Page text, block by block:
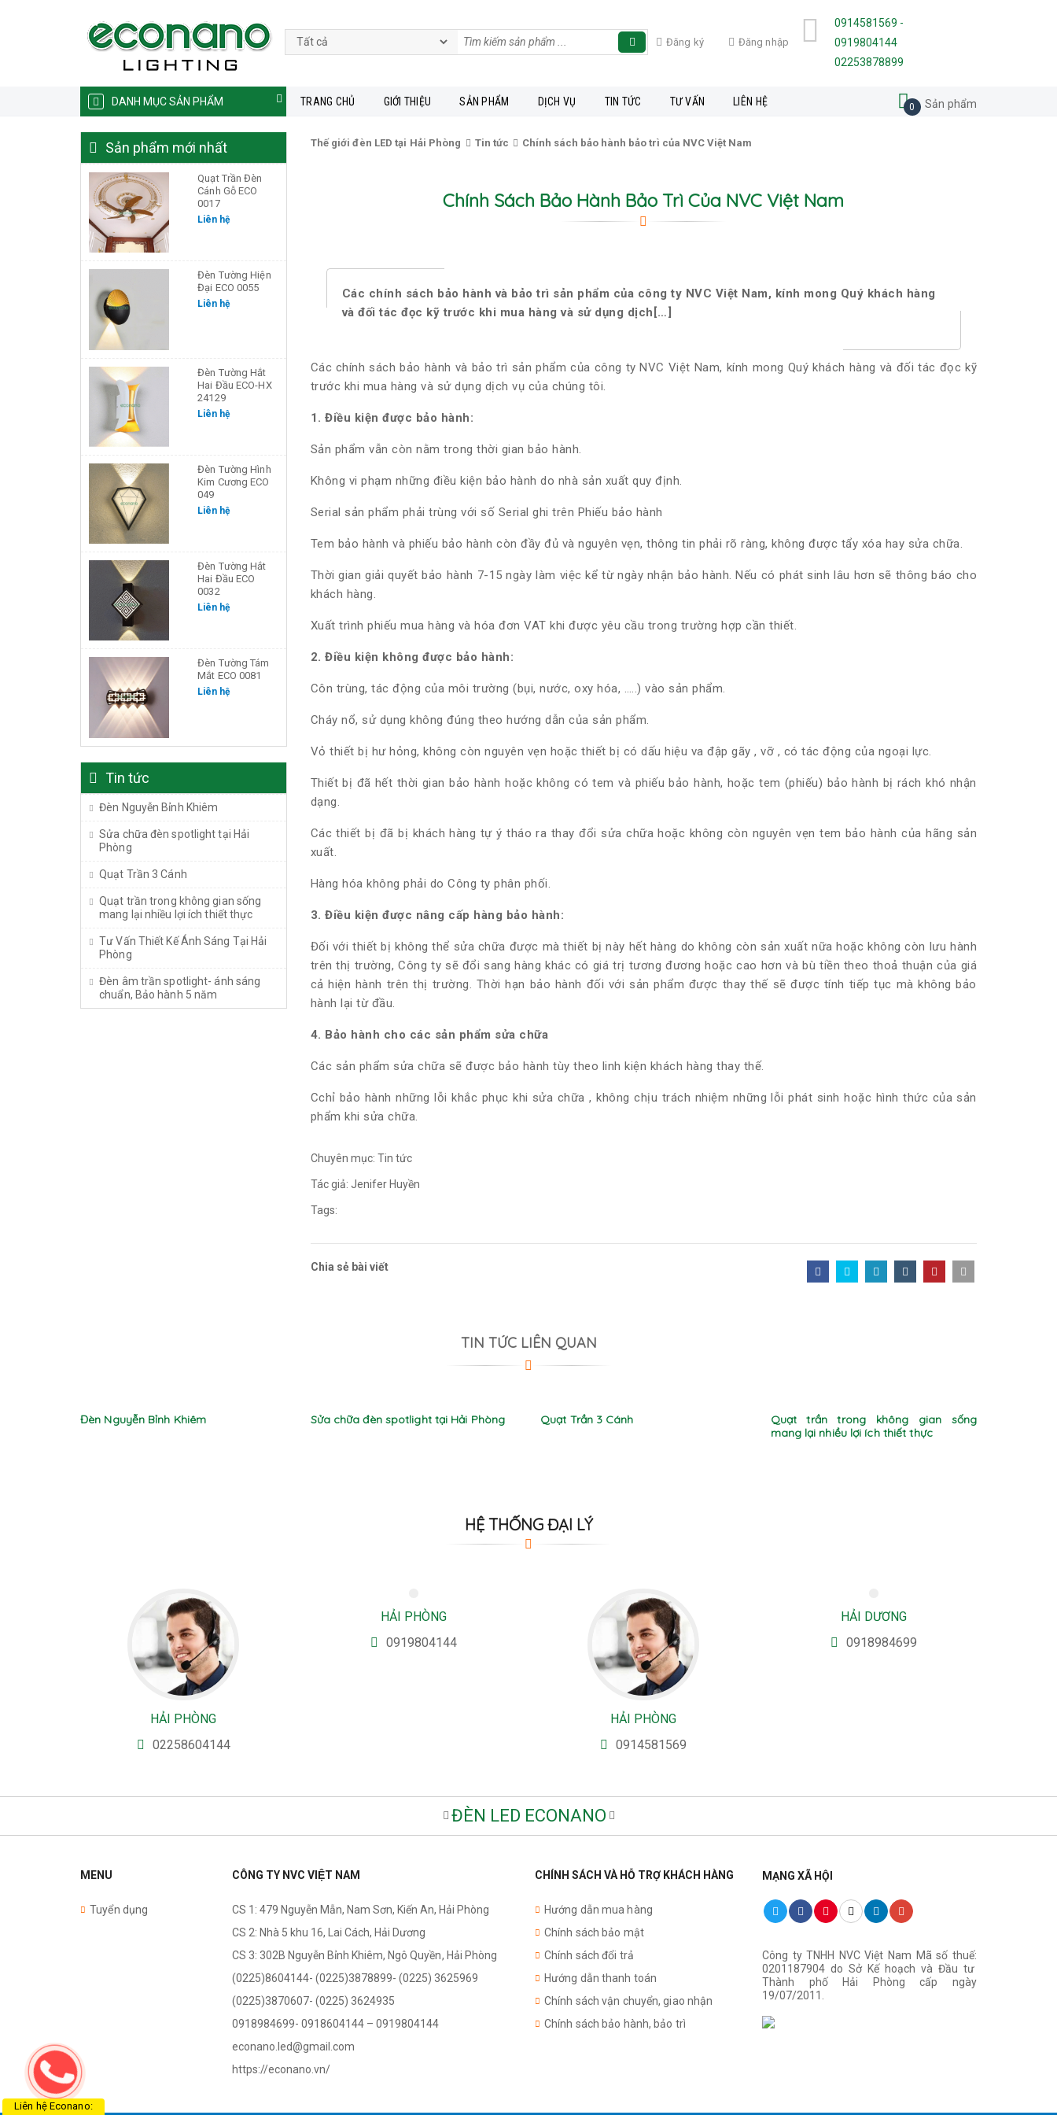
Đăng ký Đăng nhập
0914581569 -
0919804144
02253878899
DANH MỤC SẢN PHẨM TRANG CHỦ GIỚI THIỆU SẢN PHẨM DỊCH VỤ TIN TỨC TƯ VẤN LIÊN HỆ 0 Sản phẩm
Sản phẩm mới nhất
Quạt Trần Đèn
Cánh Gỗ ECO
0017
Liên hệ
Đèn Tường Hiện
Đại ECO 0055
Liên hệ
Đèn Tường Hắt
Hai Đầu ECO-HX
24129
Liên hệ
Đèn Tường Hình
Kim Cương ECO
049
Liên hệ
Đèn Tường Hắt
Hai Đầu ECO
0032
Liên hệ
Đèn Tường Tám
Mắt ECO 0081
Liên hệ
Tin tức
Đèn Nguyễn Bỉnh Khiêm
Sửa chữa đèn spotlight tại Hải
Phòng
Quạt Trần 3 Cánh
Quạt trần trong không gian sống
mang lại nhiều lợi ích thiết thực
Tư Vấn Thiết Kế Ánh Sáng Tại Hải
Phòng
Đèn âm trần spotlight- ánh sáng
chuẩn, Bảo hành 5 năm
Thế giới đèn LED tại Hải Phòng Tin tức Chính sách bảo hành bảo trì của NVC Việt Nam
Chính Sách Bảo Hành Bảo Trì Của NVC Việt Nam
Các chính sách bảo hành và bảo trì sản phẩm của công ty NVC Việt Nam, kính mong Quý khách hàng
và đối tác đọc kỹ trước khi mua hàng và sử dụng dịch[…]
Các chính sách bảo hành và bảo trì sản phẩm của công ty NVC Việt Nam, kính mong Quý khách hàng và đối tác đọc kỹ
trước khi mua hàng và sử dụng dịch vụ của chúng tôi.
1. Điều kiện được bảo hành:
Sản phẩm vẫn còn nằm trong thời gian bảo hành.
Không vi phạm những điều kiện bảo hành do nhà sản xuất quy định.
Serial sản phẩm phải trùng với số Serial ghi trên Phiếu bảo hành
Tem bảo hành và phiếu bảo hành còn đầy đủ và nguyên vẹn, thông tin phải rõ ràng, không được tẩy xóa hay sửa chữa.
Thời gian giải quyết bảo hành 7-15 ngày làm việc kể từ ngày nhận bảo hành. Nếu có phát sinh lâu hơn sẽ thông báo cho
khách hàng.
Xuất trình phiếu mua hàng và hóa đơn VAT khi được yêu cầu trong trường hợp cần thiết.
2. Điều kiện không được bảo hành:
Côn trùng, tác động của môi trường (bụi, nước, oxy hóa, …..) vào sản phẩm.
Cháy nổ, sử dụng không đúng theo hướng dẫn của sản phẩm.
Vỏ thiết bị hư hỏng, không còn nguyên vẹn hoặc thiết bị có dấu hiệu va đập gãy , vỡ , có tác động của ngoại lực.
Thiết bị đã hết thời gian bảo hành hoặc không có tem và phiếu bảo hành, hoặc tem (phiếu) bảo hành bị rách khó nhận
dạng.
Các thiết bị đã bị khách hàng tự ý tháo ra thay đổi sửa chữa hoặc không còn nguyên vẹn tem bảo hành của hãng sản
xuất.
Hàng hóa không phải do Công ty phân phối.
3. Điều kiện được nâng cấp hàng bảo hành:
Đối với thiết bị không thể sửa chữa được mà thiết bị này hết hàng do không còn sản xuất nữa hoặc không còn lưu hành
trên thị trường, Công ty sẽ đổi sang hàng khác có giá trị tương đương hoặc cao hơn và bù tiền theo thoả thuận của giá
cả hiện hành trên thị trường. Thời hạn bảo hành đối với sản phẩm được thay thế sẽ được tính tiếp tục mà không bảo
hành lại từ đầu.
4. Bảo hành cho các sản phẩm sửa chữa
Các sản phẩm sửa chữa sẽ được bảo hành tùy theo linh kiện khách hàng thay thế.
Cchỉ bảo hành những lỗi khắc phục khi sửa chữa , không chịu trách nhiệm những lỗi phát sinh hoặc hình thức của sản
phẩm khi sửa chữa.
Chuyên mục: Tin tức
Tác giả: Jenifer Huyền
Tags:
Chia sẻ bài viết
TIN TỨC LIÊN QUAN
Đèn Nguyễn Bỉnh Khiêm Sửa chữa đèn spotlight tại Hải Phòng Quạt Trần 3 Cánh
Quạt trần trong không gian sống
mang lại nhiều lợi ích thiết thực
HỆ THỐNG ĐẠI LÝ
HẢI PHÒNG
02258604144
HẢI PHÒNG
0919804144
HẢI PHÒNG
0914581569
HẢI DƯƠNG
0918984699
ĐÈN LED ECONANO
MENU
Tuyển dụng
CÔNG TY NVC VIỆT NAM
CS 1: 479 Nguyễn Mẫn, Nam Sơn, Kiến An, Hải Phòng
CS 2: Nhà 5 khu 16, Lai Cách, Hải Dương
CS 3: 302B Nguyễn Bỉnh Khiêm, Ngô Quyền, Hải Phòng
(0225)8604144- (0225)3878899- (0225) 3625969
(0225)3870607- (0225) 3624935
0918984699- 0918604144 – 0919804144
econano.led@gmail.com
https://econano.vn/
CHÍNH SÁCH VÀ HỖ TRỢ KHÁCH HÀNG
Hướng dẫn mua hàng
Chính sách bảo mật
Chính sách đổi trả
Hướng dẫn thanh toán
Chính sách vận chuyển, giao nhận
Chính sách bảo hành, bảo trì
MẠNG XÃ HỘI
Công ty TNHH NVC Việt Nam Mã số thuế:
0201187904 do Sở Kế hoạch và Đầu tư
Thành phố Hải Phòng cấp ngày
19/07/2011.
Liên hệ Econano: